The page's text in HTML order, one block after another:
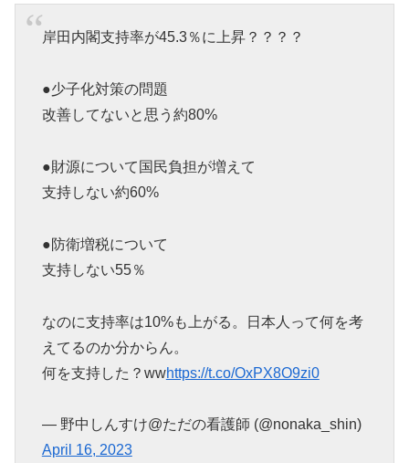
岸田内閣支持率が45.3％に上昇？？？？
●少子化対策の問題
改善してないと思う約80%
●財源について国民負担が増えて
支持しない約60%
●防衛増税について
支持しない55％
なのに支持率は10%も上がる。日本人って何を考
えてるのか分からん。
何を支持した？wwhttps://t.co/OxPX8O9zi0
— 野中しんすけ@ただの看護師 (@nonaka_shin)
April 16, 2023